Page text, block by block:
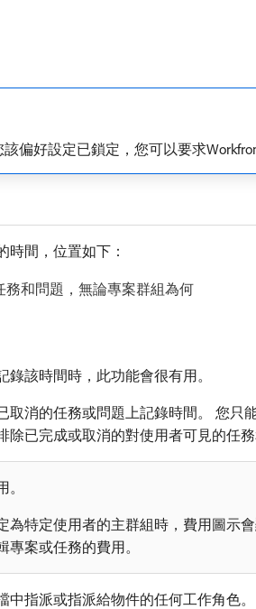
偏好設定已鎖定，您可以要求
時間，位置如下：
和問題，無論專案群組為何
該時間時，此功能會很有用。
取消的任務或問題上記錄時間。 您
已完成或取消的對使用者可見的任務
特定使用者的主群組時，費用圖示
案或任務的費用。
指派或指派給物件的任何工作角色。